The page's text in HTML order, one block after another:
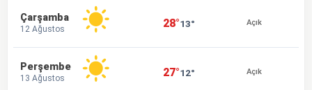
Çarşamba
12 Ağustos 28°13° Açık
Perşembe
13 Ağustos 27°12° Açık